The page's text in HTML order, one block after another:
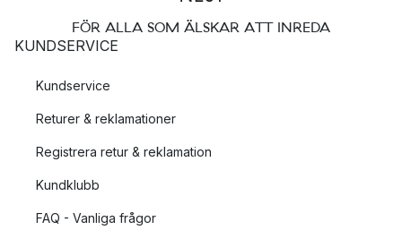
FÖR ALLA SOM ÄLSKAR ATT INREDA
KUNDSERVICE
Kundservice
Returer & reklamationer
Registrera retur & reklamation
Kundklubb
FAQ - Vanliga frågor